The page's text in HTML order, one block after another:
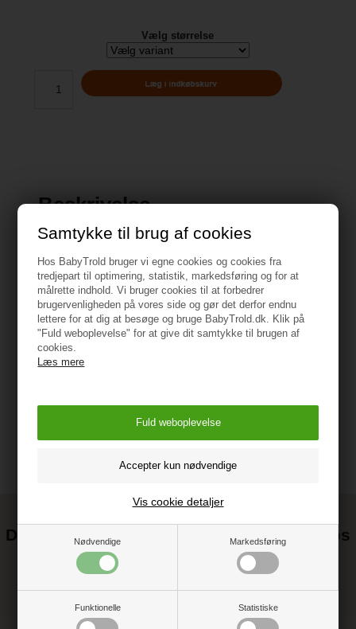
Samtykke til brug af cookies
Hos BabyTrold bruger vi egne cookies og cookies fra
tredjepart til optimering, statistik, markedsføring og for at
målrette indhold. Vi bruger cookies til at forbedrer
brugervenligheden på vores side og gør det derfor endnu
lettere for at dig at besøge og bruge BabyTrold.dk. Klik på
"Fuld weboplevelse" for at give dit samtykke til brugen af
cookies.
Læs mere
Nødvendige Markedsføring
Funktionelle Statistiske
Vis cookie detaljer
Vælg størrelse
Beskrivelse
Specifikationer
Vejledning
Det kan blive endnu billigere at handle hos
Tilmeld dig vores nyhedsbrev og gå ikke glip af gode tilbud